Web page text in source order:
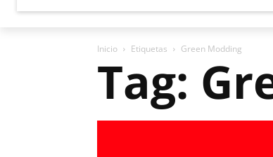
Inicio Etiquetas Green Modding
Tag: